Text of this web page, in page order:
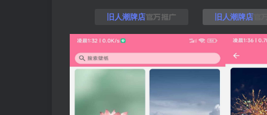
旧人潮牌店官方推广 旧人潮牌店